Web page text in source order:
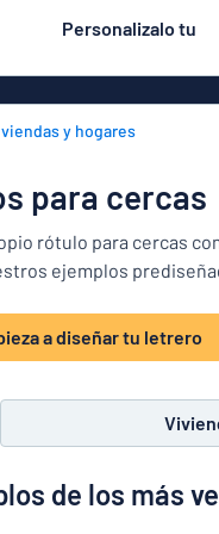
principal
Personalizalo tu
Puerta y buzón
Tráfico y vehículos
Identificadores
Pegatinas
Los
populares
Material
y
buzón
Tráfico
Identificadores
al
tu letrero
y hogares
para cercas
rótulo para cercas
ejemplos
a diseñar tu letrero
de los más